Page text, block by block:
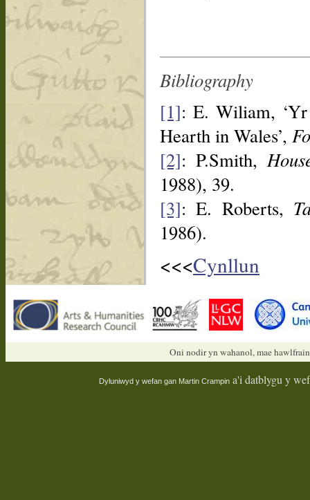
Bibliography
[1]: E. Wiliam,
Hearth in Wales’,
[2]: P.Smith,
1988), 39.
[3]: E. Roberts,
1986).
<<<Cynllun
Oni nodir yn wahanol, mae
Dyluniwyd y wefan gan Martin Crampin a'i datblygu y